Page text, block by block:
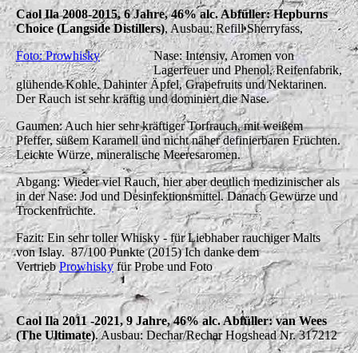
Caol Ila 2008-2015, 6 Jahre, 46% alc. Abfüller: Hepburns
Choice (Langside Distillers), Ausbau: Refill Sherryfass,
Foto: Prowhisky
Nase: Intensiv, Aromen von
Lagerfeuer und Phenol, Reifenfabrik,
glühende Kohle. Dahinter Äpfel, Grapefruits und Nektarinen.
Der Rauch ist sehr kräftig und dominiert die Nase.
Gaumen: Auch hier sehr kräftiger Torfrauch, mit weißem
Pfeffer, süßem Karamell und nicht näher definierbaren Früchten.
Leichte Würze, mineralische Meeresaromen.
Abgang: Wieder viel Rauch, hier aber deutlich medizinischer als
in der Nase: Jod und Desinfektionsmittel. Danach Gewürze und
Trockenfrüchte.
Fazit: Ein sehr toller Whisky - für Liebhaber rauchiger Malts
von Islay. 87/100 Punkte (2015) Ich danke dem
VertriebProwhiskyfür Probe und Foto
Caol Ila 2011 -2021, 9 Jahre, 46% alc. Abfüller: van Wees
(The Ultimate). Ausbau: Dechar/Rechar Hogshead Nr. 317212